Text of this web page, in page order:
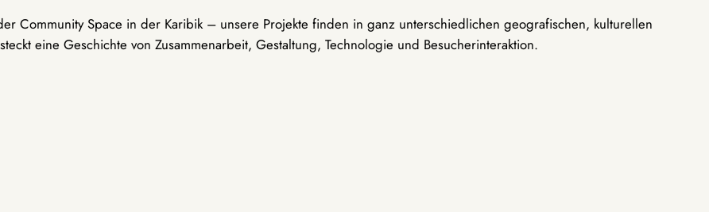
Community Space in der Karibik – unsere Projekte finden in ganz unterschiedlichen geografischen, kulturellen
eine Geschichte von Zusammenarbeit, Gestaltung, Technologie und Besucherinteraktion.